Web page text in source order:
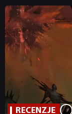
RECENZJE